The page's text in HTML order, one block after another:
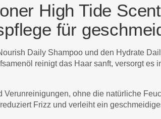
High Tide
für
Daily Shampoo und den Hydrate
reinigt das Haar sanft, versorgt es
ohne die natürliche
Frizz und verleiht ein